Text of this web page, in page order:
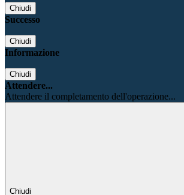
Chiudi
Successo
Chiudi
Informazione
Chiudi
Attendere...
Attendere il completamento dell'operazione...
Chiudi